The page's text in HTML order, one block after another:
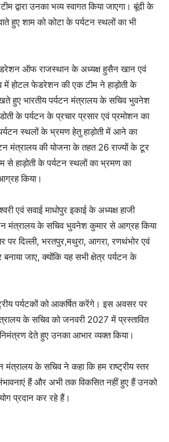
द्वारा उनका भव्य स्वागत किया जाएगा। बूंदी के
हुए शाम को कोटा के पर्यटन स्थलों का भी
ऑफ राजस्थान के अध्यक्ष हुसैन खान एवं
में होटल फेडरेशन की एक टीम ने हाड़ोती के
हुए भारतीय पर्यटन मंत्रालय के सचिव भुवनेश
के पर्यटन के प्रचार प्रसार एवं प्रमोशन का
स्थलों के भ्रमण हेतु हाड़ोती में आने का
मंत्रालय की योजना के तहत 26 राज्यों के टूर
हाड़ोती के पर्यटन स्थलों का भ्रमण का
किया।
एवं सवाई माधोपुर इकाई के अध्यक्ष हाजी
मंत्रालय के सचिव भुवनेश कुमार से आग्रह किया
पर दिल्ली, भरतपुर,मथुरा, आगरा, रणथंभोर एवं
जाए, क्योंकि यह सभी क्षेत्र पर्यटन के
पर्यटकों को आकर्षित करेंगे। इस अवसर पर
के सचिव को जनवरी 2027 में प्रस्तावित
निमंत्रण देते हुए उनका आभार व्यक्त किया।
मंत्रालय के सचिव ने कहा कि हम राष्ट्रीय स्तर
हैं और अभी तक विकसित नहीं हुए हैं उनको
प्रदान कर रहे हैं।